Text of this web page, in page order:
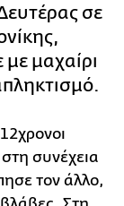
σε
μαχαίρι
συνέχεια
τον άλλο,